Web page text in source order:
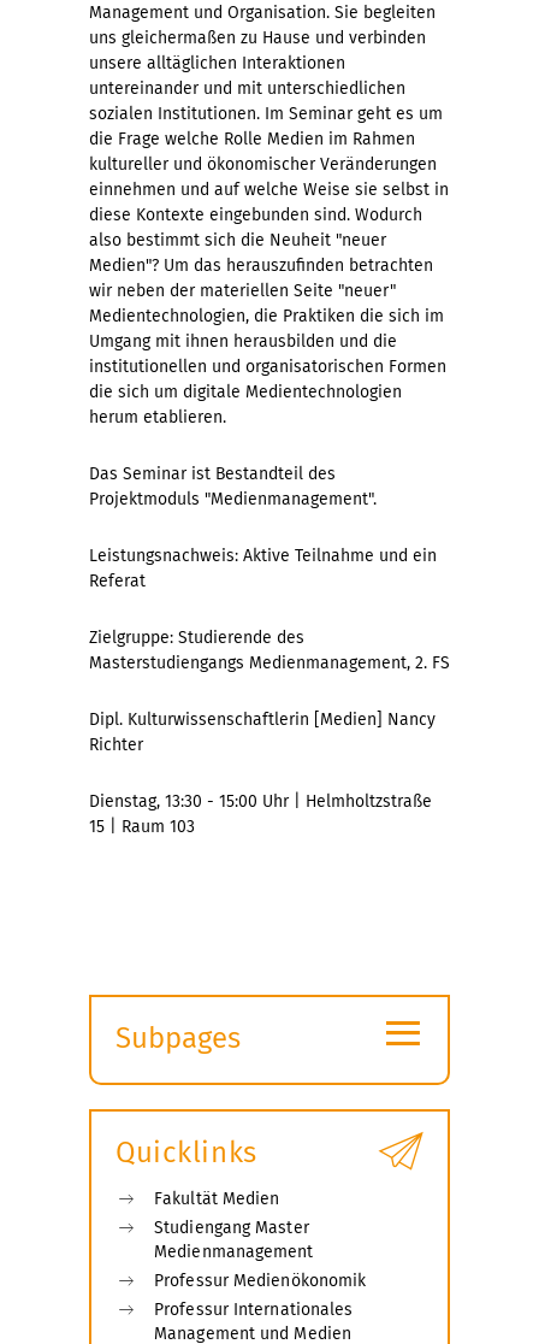
Management und Organisation. Sie begleiten
uns gleichermaßen zu Hause und verbinden
unsere alltäglichen Interaktionen
untereinander und mit unterschiedlichen
sozialen Institutionen. Im Seminar geht es um
die Frage welche Rolle Medien im Rahmen
kultureller und ökonomischer Veränderungen
einnehmen und auf welche Weise sie selbst in
diese Kontexte eingebunden sind. Wodurch
also bestimmt sich die Neuheit "neuer
Medien"? Um das herauszufinden betrachten
wir neben der materiellen Seite "neuer"
Medientechnologien, die Praktiken die sich im
Umgang mit ihnen herausbilden und die
institutionellen und organisatorischen Formen
die sich um digitale Medientechnologien
herum etablieren.
Das Seminar ist Bestandteil des
Projektmoduls "Medienmanagement".
Leistungsnachweis: Aktive Teilnahme und ein
Referat
Zielgruppe: Studierende des
Masterstudiengangs Medienmanagement, 2. FS
Dipl. Kulturwissenschaftlerin [Medien] Nancy
Richter
Dienstag, 13:30 - 15:00 Uhr | Helmholtzstraße
15 | Raum 103
Subpages
submenu
≡
Quicklinks
Fakultät Medien
Studiengang Master
Medienmanagement
Professur Medienökonomik
Professur Internationales
Management und Medien